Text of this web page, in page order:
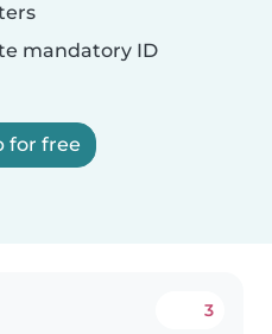
mandatory ID
for free
3